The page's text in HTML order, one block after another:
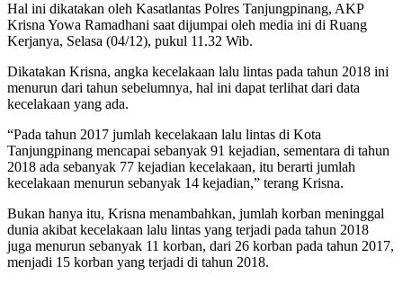
Hal ini dikatakan oleh Kasatlantas Polres Tanjungpinang, AKP
Krisna Yowa Ramadhani saat dijumpai oleh media ini di Ruang
Kerjanya, Selasa (04/12), pukul 11.32 Wib.
Dikatakan Krisna, angka kecelakaan lalu lintas pada tahun 2018 ini
menurun dari tahun sebelumnya, hal ini dapat terlihat dari data
kecelakaan yang ada.
“Pada tahun 2017 jumlah kecelakaan lalu lintas di Kota
Tanjungpinang mencapai sebanyak 91 kejadian, sementara di tahun
2018 ada sebanyak 77 kejadian kecelakaan, itu berarti jumlah
kecelakaan menurun sebanyak 14 kejadian,” terang Krisna.
Bukan hanya itu, Krisna menambahkan, jumlah korban meninggal
dunia akibat kecelakaan lalu lintas yang terjadi pada tahun 2018
juga menurun sebanyak 11 korban, dari 26 korban pada tahun 2017,
menjadi 15 korban yang terjadi di tahun 2018.